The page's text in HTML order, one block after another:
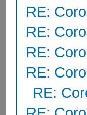
RE:
RE:
RE:
RE:
RE: